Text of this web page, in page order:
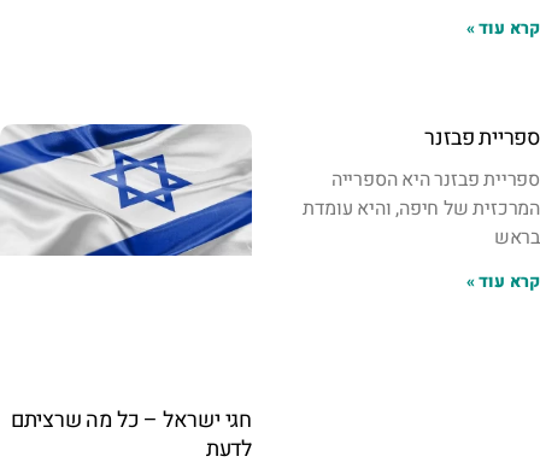
קרא עוד »
ספריית פבזנר
ספריית פבזנר היא הספרייה
המרכזית של חיפה, והיא עומדת
בראש
קרא עוד »
חגי ישראל – כל מה שרציתם
לדעת